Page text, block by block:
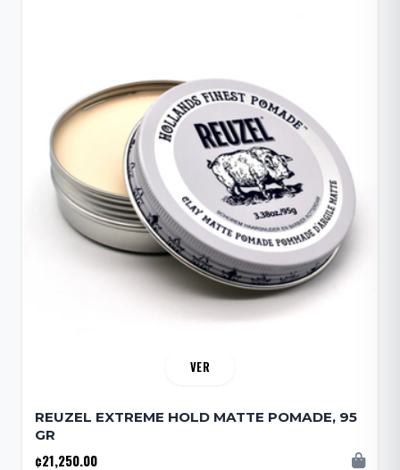
VER
REUZEL EXTREME HOLD MATTE POMADE, 95
GR
¢21,250.00